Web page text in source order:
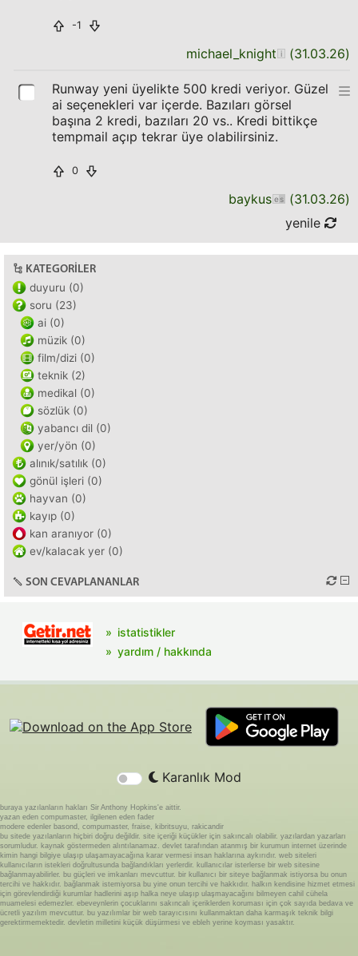
-1
michael_knight (31.03.26)
Runway yeni üyelikte 500 kredi veriyor. Güzel
ai seçenekleri var içerde. Bazıları görsel
başına 2 kredi, bazıları 20 vs.. Kredi bittikçe
tempmail açıp tekrar üye olabilirsiniz.
0
baykus (31.03.26)
yenile
KATEGORILER
duyuru (0)
soru (23)
ai (0)
müzik (0)
film/dizi (0)
teknik (2)
medikal (0)
sözlük (0)
yabancı dil (0)
yer/yön (0)
alınık/satılık (0)
gönül işleri (0)
hayvan (0)
kayıp (0)
kan aranıyor (0)
ev/kalacak yer (0)
SON CEVAPLANANLAR
istatistikler
yardım / hakkında
Karanlık Mod
buraya yazılanların hakları Sir Anthony Hopkins'e aittir.
yazan eden compumaster, ilgilenen eden fader
modere edenler basond, compumaster, fraise, kibritsuyu, rakicandir
bu sitede yazılanların hiçbiri doğru değildir. site içeriği küçükler için sakıncalı olabilir. yazılardan yazarları
sorumludur. kaynak göstermeden alıntılanamaz. devlet tarafından atanmış bir kurumun internet üzerinde
kimin hangi bilgiye ulaşıp ulaşamayacağına karar vermesi insan haklarına aykırıdır. web siteleri
kullanıcıların istekleri doğrultusunda bağlandıkları yerlerdir. kullanıcılar isterlerse bir web sitesine
bağlanmayabilirler. bu güçleri ve imkanları mevcuttur. bir kullanıcı bir siteye bağlanmak istiyorsa bu onun
tercihi ve hakkıdır. bağlanmak istemiyorsa bu yine onun tercihi ve hakkıdır. halkın kendisine hizmet etmesi
için görevlendirdiği kurumlar hadlerini aşıp halka neye ulaşıp ulaşmayacağını bilmeyen cahil cühela
muamelesi edemezler. ebeveynlerin çocuklarını sakıncalı içeriklerden koruması için çok sayıda bedava ve
ücretli yazılım mevcuttur. bu yazılımlar bir web tarayıcısını kullanmaktan daha karmaşık teknik bilgi
gerektirmemektedir. devletin milletini küçük düşürmesi ve ebleh yerine koyması yasaktır.